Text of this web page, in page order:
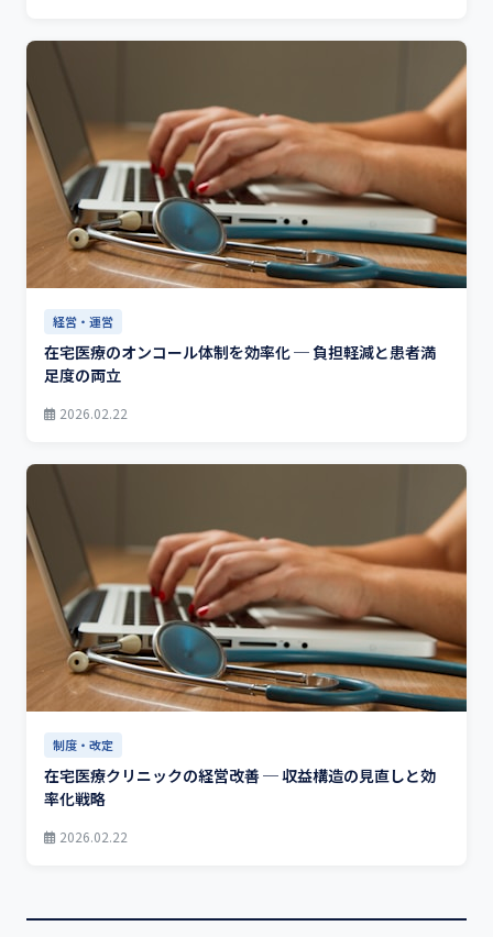
経営・運営
在宅医療のオンコール体制を効率化 ─ 負担軽減と患者満
足度の両立
2026.02.22
制度・改定
在宅医療クリニックの経営改善 ─ 収益構造の見直しと効
率化戦略
2026.02.22